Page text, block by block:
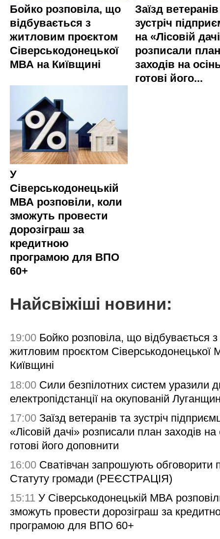
Бойко розповіла, що
відбувається з
житловим проєктом
Сіверськодонецької
МВА на Київщині
Заїзд
зустріч
на «Лісовій
розписали план
заходів на
готові його...
У
Сіверськодонецькій
МВА розповіли, коли
зможуть провести
дорозіграш за
кредитною
програмою для ВПО
60+
Найсвіжіші новини:
19:00 Бойко розповіла, що відбувається з
житловим проєктом Сіверськодонецької
Київщині
18:00 Сили безпілотних систем уразили
електропідстанції на окупованій
17:00 Заїзд ветеранів та зустріч
«Лісовій дачі» розписали план заходів на
готові його доповнити
16:00 Сватівчан запрошують обговорити
Статуту громади (РЕЄСТРАЦІЯ)
15:11 У Сіверськодонецькій МВА
зможуть провести дорозіграш за
програмою для ВПО 60+